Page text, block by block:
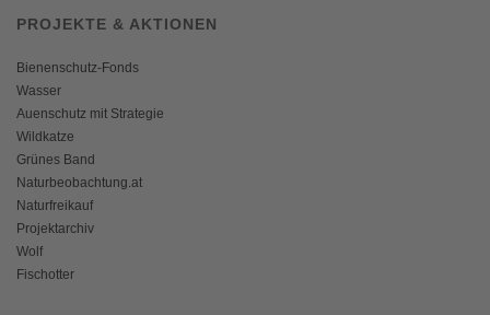
PROJEKTE & AKTIONEN
Bienenschutz-Fonds
Wasser
Auenschutz mit Strategie
Wildkatze
Grünes Band
Naturbeobachtung.at
Naturfreikauf
Projektarchiv
Wolf
Fischotter